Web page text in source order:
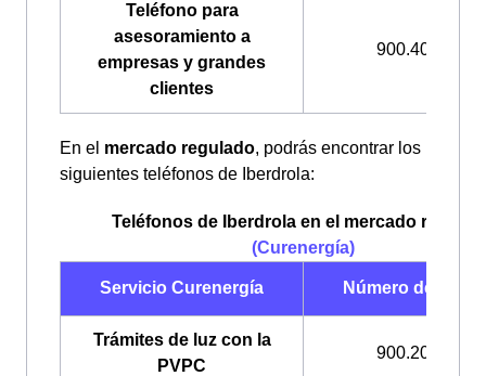
Teléfono para
asesoramiento a
empresas y grandes
clientes
900.400.408
En el mercado regulado, podrás encontrar los
siguientes teléfonos de Iberdrola:
Teléfonos de Iberdrola en el mercado
(Curenergía)
Servicio Curenergía Número de
Trámites de luz con la
PVPC
900.200.708